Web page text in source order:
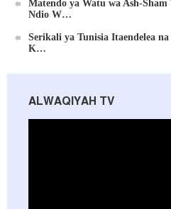
Matendo ya Watu wa Ash-
Ndio W…
Serikali ya Tunisia Itaendelea
K…
ALWAQIYAH TV